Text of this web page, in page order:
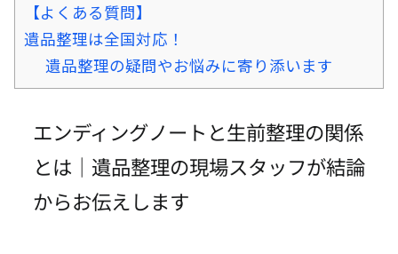
【よくある質問】
遺品整理は全国対応！
遺品整理の疑問やお悩みに寄り添います
エンディングノートと生前整理の関係
とは｜遺品整理の現場スタッフが結論
からお伝えします